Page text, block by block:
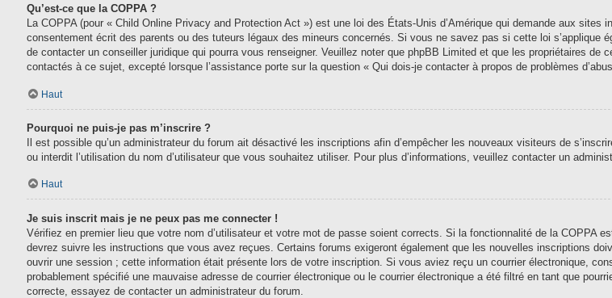
Qu’est-ce que la COPPA ?
La COPPA (pour « Child Online Privacy and Protection Act ») est une loi des États-Unis d’Amérique qui demande aux
consentement écrit des parents ou des tuteurs légaux des mineurs concernés. Si vous ne savez pas si cette loi
de contacter un conseiller juridique qui pourra vous renseigner. Veuillez noter que phpBB Limited et que les propriétaires
contactés à ce sujet, excepté lorsque l’assistance porte sur la question « Qui dois-je contacter à propos de problèmes
Haut
Pourquoi ne puis-je pas m’inscrire ?
Il est possible qu’un administrateur du forum ait désactivé les inscriptions afin d’empêcher les nouveaux visiteurs de
ou interdit l’utilisation du nom d’utilisateur que vous souhaitez utiliser. Pour plus d’informations, veuillez contacter un
Haut
Je suis inscrit mais je ne peux pas me connecter !
Vérifiez en premier lieu que votre nom d’utilisateur et votre mot de passe soient corrects. Si la fonctionnalité de la COPPA
devrez suivre les instructions que vous avez reçues. Certains forums exigeront également que les nouvelles inscriptions
ouvrir une session ; cette information était présente lors de votre inscription. Si vous aviez reçu un courrier électronique,
probablement spécifié une mauvaise adresse de courrier électronique ou le courrier électronique a été filtré en tant que
correcte, essayez de contacter un administrateur du forum.